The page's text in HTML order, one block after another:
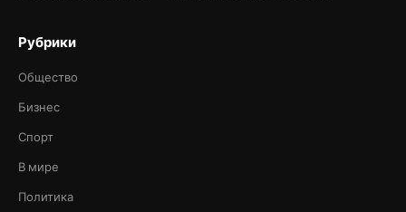
Рубрики
Общество
Бизнес
Спорт
В мире
Политика